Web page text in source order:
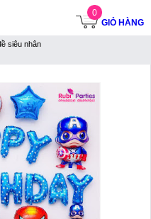
0
GIỎ HÀNG
siêu nhân